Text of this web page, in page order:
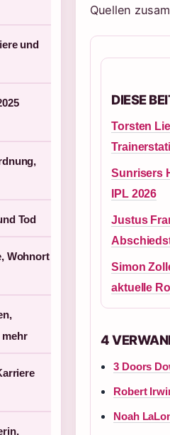
Quellen
DIESE
Torsten
Sunrisers
IPL 2026
Justus
Simon
aktuelle
4
3 Doors
Robert
Noah
und
Tod
Wohnort
mehr